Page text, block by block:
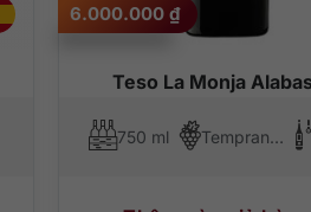
Teso La Monja
6.000.000 ₫
750 ml Tempranillo